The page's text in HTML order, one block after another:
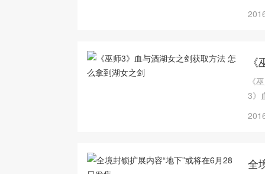
《
3》
全